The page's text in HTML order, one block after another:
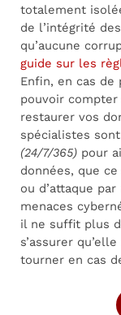
totalement
de l’intégrité
qu’aucune
guide sur les
Enfin, en cas
pouvoir
restaurer vos
spécialistes
(24/7/365) pour
données, que
ou d’attaque
menaces
il ne suffit plus
s’assurer
tourner en cas